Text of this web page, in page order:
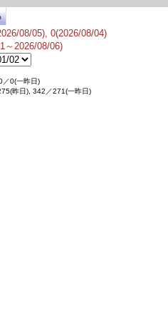
08/05), 0(2026/08/04)
～2026/08/06)
0(一昨日)
昨日), 342／271(一昨日)